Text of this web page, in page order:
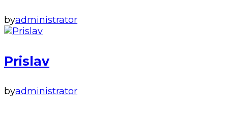
byadministrator
Prislav
byadministrator